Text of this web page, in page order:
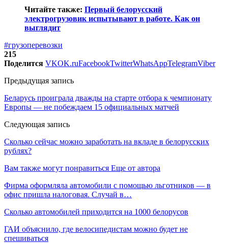
Читайте также: Первый белорусский
электрогрузовик испытывают в работе. Как он
выглядит
#грузоперевозки
215
Поделится VKOK.ruFacebookTwitterWhatsAppTelegramViber
Предыдущая запись
Беларусь проиграла дважды на старте отбора к чемпионату
Европы — не побеждаем 15 официальных матчей
Следующая запись
Сколько сейчас можно заработать на вкладе в белорусских
рублях?
Вам также могут понравиться Еще от автора
Фирма оформляла автомобили с помощью льготников — в
офис пришла налоговая. Случай в…
Сколько автомобилей приходится на 1000 белорусов
ГАИ объяснило, где велосипедистам можно будет не
спешиваться